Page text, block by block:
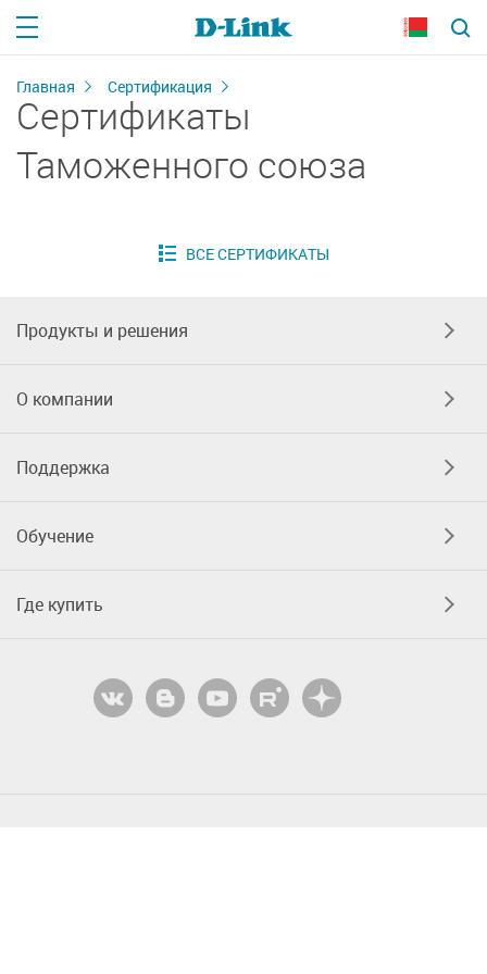
Главная Сертификация
Сертификаты
Таможенного союза
Продукты и решения
О компании
Поддержка
Обучение
Где купить